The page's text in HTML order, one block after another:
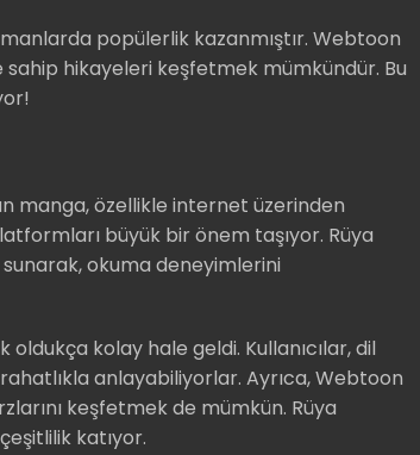
popülerlik kazanmıştır. Webtoon
hikayeleri keşfetmek mümkündür. Bu
manga, özellikle internet üzerinden
büyük bir önem taşıyor. Rüya
okuma deneyimlerini
kolay hale geldi. Kullanıcılar, dil
anlayabiliyorlar. Ayrıca, Webtoon
keşfetmek de mümkün. Rüya
katıyor.